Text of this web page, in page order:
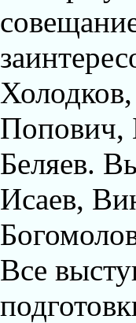
Попович,
Беляев.
Исаев,
Все